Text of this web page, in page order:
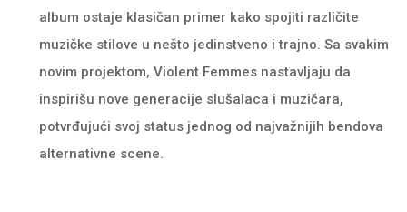
album ostaje klasičan primer kako spojiti različite
muzičke stilove u nešto jedinstveno i trajno. Sa svakim
novim projektom, Violent Femmes nastavljaju da
inspirišu nove generacije slušalaca i muzičara,
potvrđujući svoj status jednog od najvažnijih bendova
alternativne scene.